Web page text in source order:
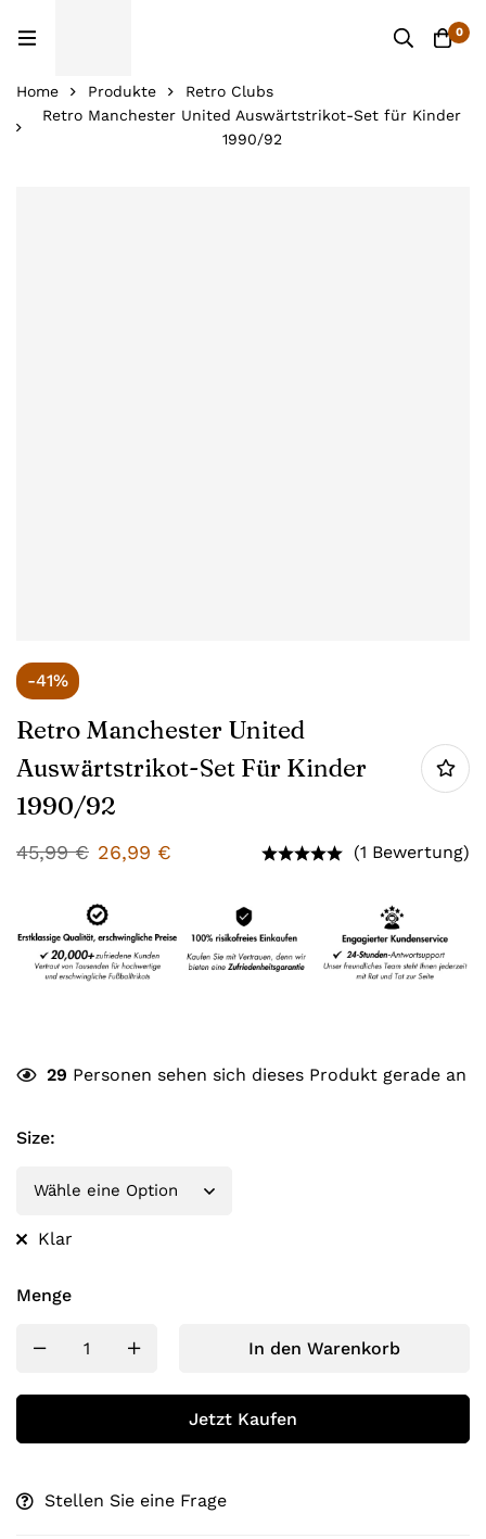
0
Home Produkte
Retro Clubs
Retro Manchester United Auswärtstrikot-Set für Kinder
1990/92
-41%
Retro Manchester United
Auswärtstrikot-Set Für Kinder
1990/92
45,99€ 26,99 € (1 Bewertung)
29 Personen sehen sich dieses Produkt gerade an
Size:
Klar
Menge
In den Warenkorb
Jetzt Kaufen
Stellen Sie eine Frage